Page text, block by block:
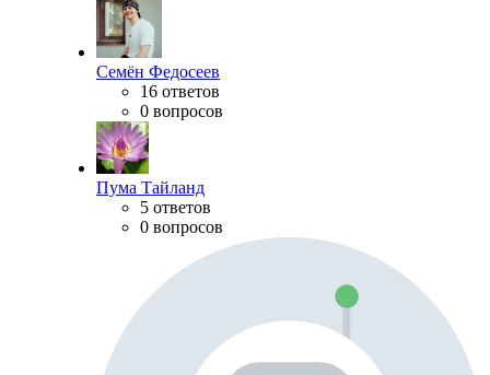
Семён Федосеев
16 ответов
0 вопросов
Пума Тайланд
5 ответов
0 вопросов